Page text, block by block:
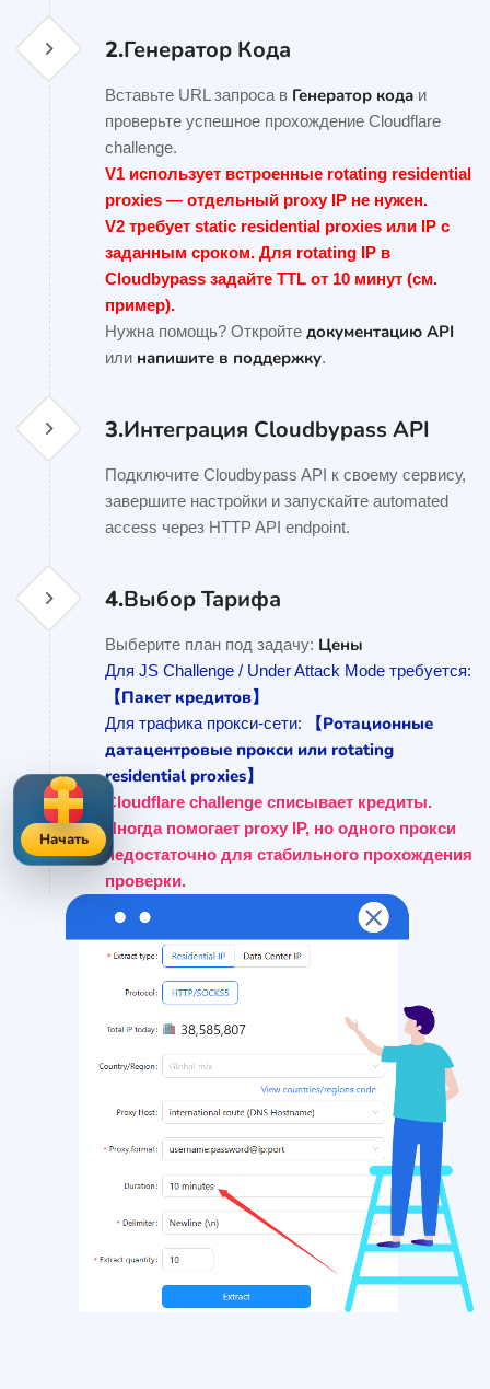
2.Генератор Кода
Вставьте URL запроса в Генератор кода и
проверьте успешное прохождение Cloudflare
challenge.
V1 использует встроенные rotating residential
proxies — отдельный proxy IP не нужен.
V2 требует static residential proxies или IP с
заданным сроком. Для rotating IP в
Cloudbypass задайте TTL от 10 минут (см.
пример).
Нужна помощь? Откройте документацию API
или напишите в поддержку.
3.Интеграция Cloudbypass API
Подключите Cloudbypass API к своему сервису,
завершите настройки и запускайте automated
access через HTTP API endpoint.
4.Выбор Тарифа
Выберите план под задачу: Цены
Для JS Challenge / Under Attack Mode требуется:
【Пакет кредитов】
Для трафика прокси-сети:
【Ротационные
датацентровые прокси или rotating
residential proxies】
Cloudflare challenge списывает кредиты.
Иногда помогает proxy IP, но одного прокси
недостаточно для стабильного прохождения
проверки.
Начать